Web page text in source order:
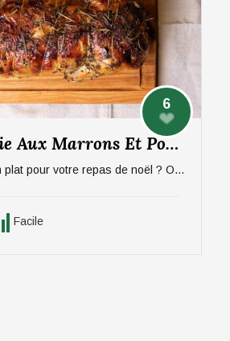
6
Pintade Farcie Aux Marrons Et Pommes, Sauce Aux Morilles
Vous recherchez un plat pour votre repas de noël ? On vous propose un plat qui épatera vos invités, digne d'un repas de fête ! La pintade farcie aux marrons et pommes, sauce aux morilles. Pour 6 personnes.
Facile